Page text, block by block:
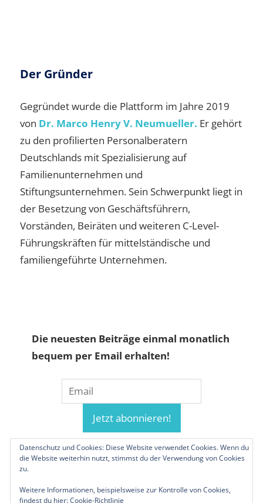
Der Gründer
Gegründet wurde die Plattform im Jahre 2019
von Dr. Marco Henry V. Neumueller. Er gehört
zu den profilierten Personalberatern
Deutschlands mit Spezialisierung auf
Familienunternehmen und
Stiftungsunternehmen. Sein Schwerpunkt liegt in
der Besetzung von Geschäftsführern,
Vorständen, Beiräten und weiteren C-Level-
Führungskräften für mittelständische und
familiengeführte Unternehmen.
Die neuesten Beiträge einmal monatlich
bequem per Email erhalten!
Datenschutz und Cookies: Diese Website verwendet Cookies. Wenn du
die Website weiterhin nutzt, stimmst du der Verwendung von Cookies
zu.
Weitere Informationen, beispielsweise zur Kontrolle von Cookies,
findest du hier:Cookie-Richtlinie